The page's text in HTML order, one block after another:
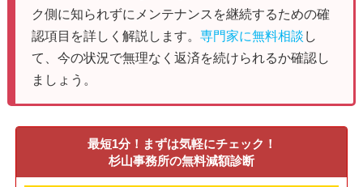
ク側に知られずにメンテナンスを継続するための確
認項目を詳しく解説します。 専門家に無料相談 し
て、今の状況で無理なく返済を続けられるか確認し
ましょう。
最短1分！まずは気軽にチェック！
杉山事務所の無料減額診断